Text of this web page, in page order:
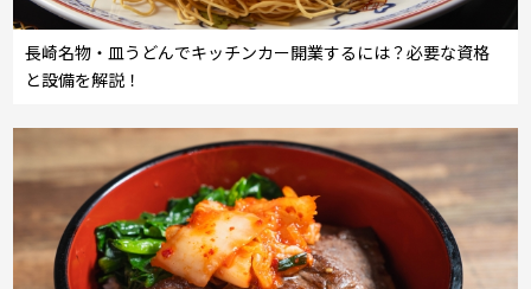
長崎名物・皿うどんでキッチンカー開業するには？必要な資格
と設備を解説！